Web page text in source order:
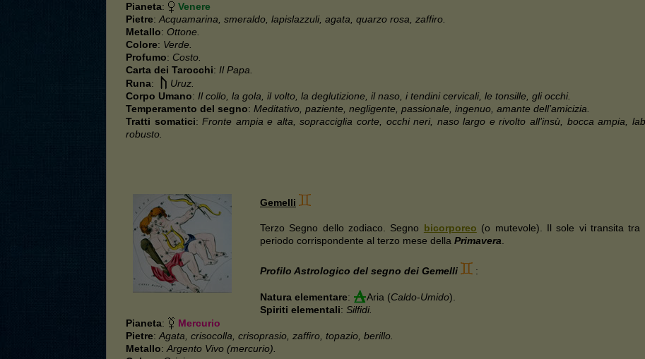
Pianeta:
Venere
Pietre:Acquamarina, smeraldo, lapislazzuli, agata, quarzo rosa, zaffiro.
Metallo: Ottone.
Colore: Verde.
Profumo: Costo.
Carta dei Tarocchi: Il Papa.
Runa:
Uruz.
Corpo Umano: Il collo, la gola, il volto, la deglutizione, il naso, i tendini cervicali, le tonsille, gli occhi.
Temperamento del segno: Meditativo, paziente, negligente, passionale, ingenuo, amante dell’amicizia.
Tratti somatici:Fronte ampia e alta, sopracciglia corte, occhi neri, naso largo e rivolto all’insù, bocca ampia,
robusto.
Gemelli
Terzo Segno dello zodiaco. Segno bicorporeo (o mutevole). Il sole vi transita
periodo corrispondente al terzo mese della Primavera.
Profilo Astrologico del segno dei Gemelli :
Natura elementare: Aria (Caldo-Umido).
Spiriti elementali: Silfidi.
Pianeta:
Mercurio
Pietre:Agata, crisocolla, crisoprasio, zaffiro, topazio, berillo.
Metallo:Argento Vivo (mercurio).